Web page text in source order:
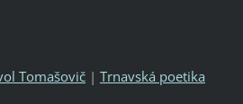
Tomašovič | Trnavská poetika